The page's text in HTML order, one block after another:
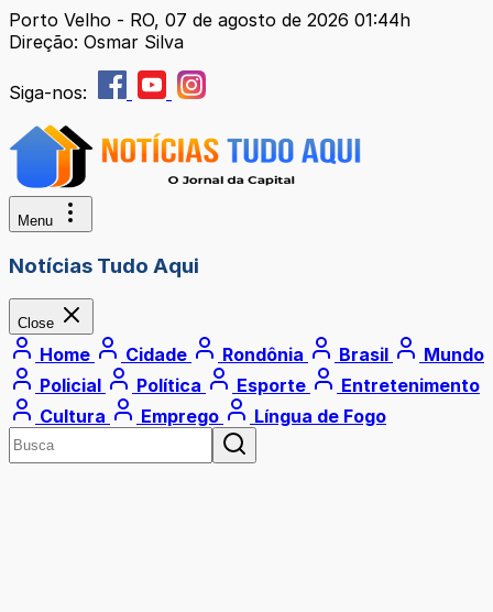
Porto Velho - RO, 07 de agosto de 2026 01:44h
Direção: Osmar Silva
Siga-nos:
Menu
Notícias Tudo Aqui
Close
Home Cidade Rondônia Brasil
Mundo
Policial
Política Esporte
Entretenimento
Cultura
Emprego Língua de Fogo